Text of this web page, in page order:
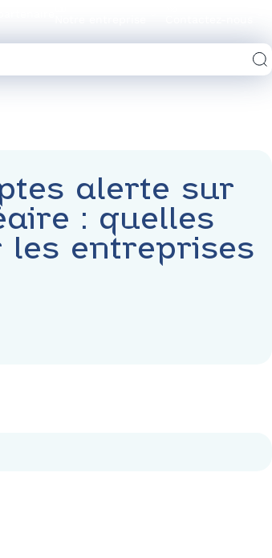
alerte sur
: quelles
les entreprises